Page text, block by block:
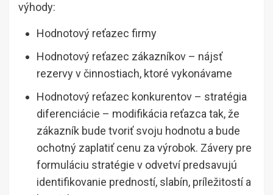
výhody:
Hodnotový reťazec firmy
Hodnotový reťazec zákazníkov – nájsť
rezervy v činnostiach, ktoré vykonávame
Hodnotový reťazec konkurentov – stratégia
diferenciácie – modifikácia reťazca tak, že
zákazník bude tvoriť svoju hodnotu a bude
ochotný zaplatiť cenu za výrobok. Závery pre
formuláciu stratégie v odvetví predsavujú
identifikovanie predností, slabín, príležitostí a